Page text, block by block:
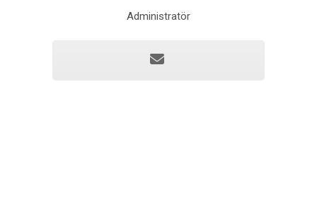
Administratör